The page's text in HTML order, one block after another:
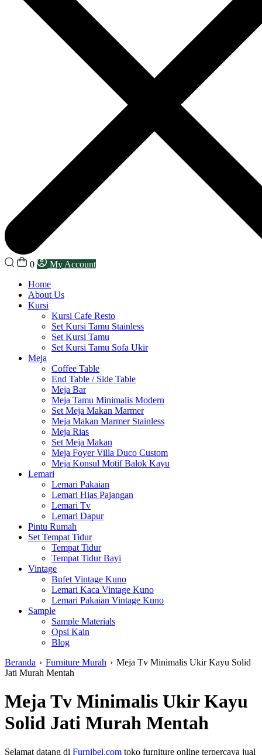
0
My Account
Home
About Us
Kursi
Kursi Cafe Resto
Set Kursi Tamu Stainless
Set Kursi Tamu
Set Kursi Tamu Sofa Ukir
Meja
Coffee Table
End Table / Side Table
Meja Bar
Meja Tamu Minimalis Modern
Set Meja Makan Marmer
Meja Makan Marmer Stainless
Meja Rias
Set Meja Makan
Meja Foyer Villa Duco Custom
Meja Konsul Motif Balok Kayu
Lemari
Lemari Pakaian
Lemari Hias Pajangan
Lemari Tv
Lemari Dapur
Pintu Rumah
Set Tempat Tidur
Tempat Tidur
Tempat Tidur Bayi
Vintage
Bufet Vintage Kuno
Lemari Kaca Vintage Kuno
Lemari Pakaian Vintage Kuno
Sample
Sample Materials
Opsi Kain
Blog
Beranda › Furniture Murah › Meja Tv Minimalis Ukir Kayu Solid
Jati Murah Mentah
Meja Tv Minimalis Ukir Kayu
Solid Jati Murah Mentah
Selamat datang di Furnibel.com toko furniture online terpercaya jual